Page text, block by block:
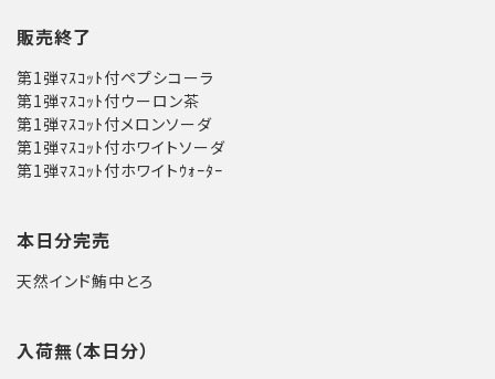
販売終了
第1弾ﾏｽｺｯﾄ付ペプシコーラ
第1弾ﾏｽｺｯﾄ付ウーロン茶
第1弾ﾏｽｺｯﾄ付メロンソーダ
第1弾ﾏｽｺｯﾄ付ホワイトソーダ
第1弾ﾏｽｺｯﾄ付ホワイトｳｫｰﾀｰ
本日分完売
天然インド鮪中とろ
入荷無（本日分）